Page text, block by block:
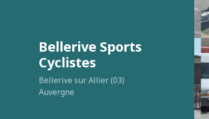
Bellerive Sports
Cyclistes
Bellerive sur Allier (03)
Auvergne